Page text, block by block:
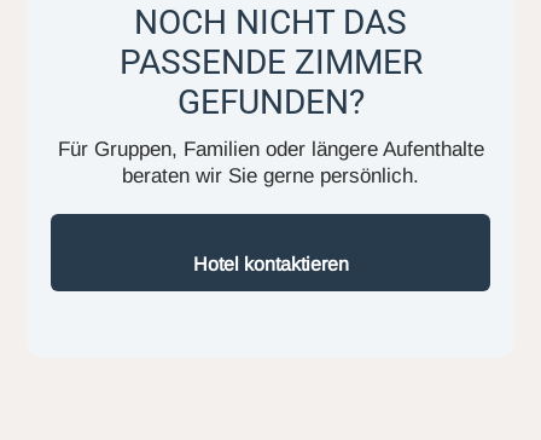
NOCH NICHT DAS
PASSENDE ZIMMER
GEFUNDEN?
Für Gruppen, Familien oder längere Aufenthalte
beraten wir Sie gerne persönlich.
Hotel kontaktieren